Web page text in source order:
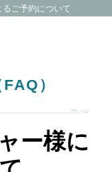
ご予約について
）
ー様に